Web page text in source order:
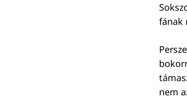
fának
nem